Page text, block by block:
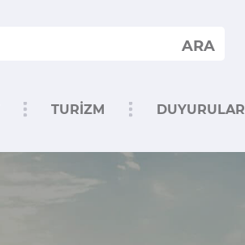
ARA
TURİZM DUYURULAR